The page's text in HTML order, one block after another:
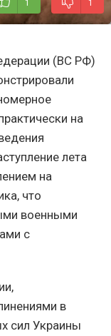
1 1
(ВС РФ)
на
лета
на
что
военными
с
в
сил Украины